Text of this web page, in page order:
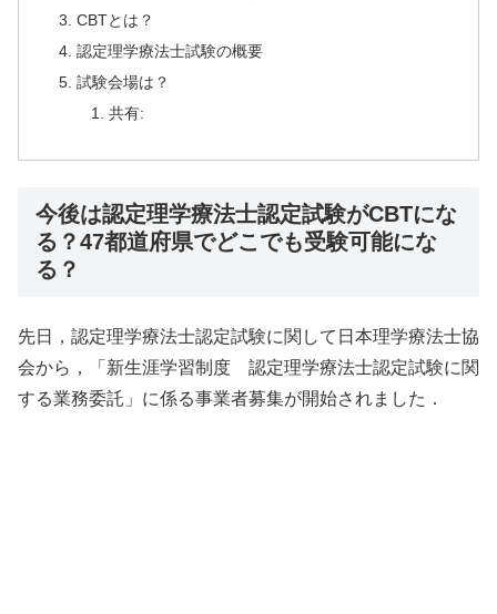
CBTとは？
認定理学療法士試験の概要
試験会場は？
共有:
今後は認定理学療法士認定試験がCBTにな
る？47都道府県でどこでも受験可能にな
る？
先日，認定理学療法士認定試験に関して日本理学療法士協
会から，「新生涯学習制度 認定理学療法士認定試験に関
する業務委託」に係る事業者募集が開始されました．